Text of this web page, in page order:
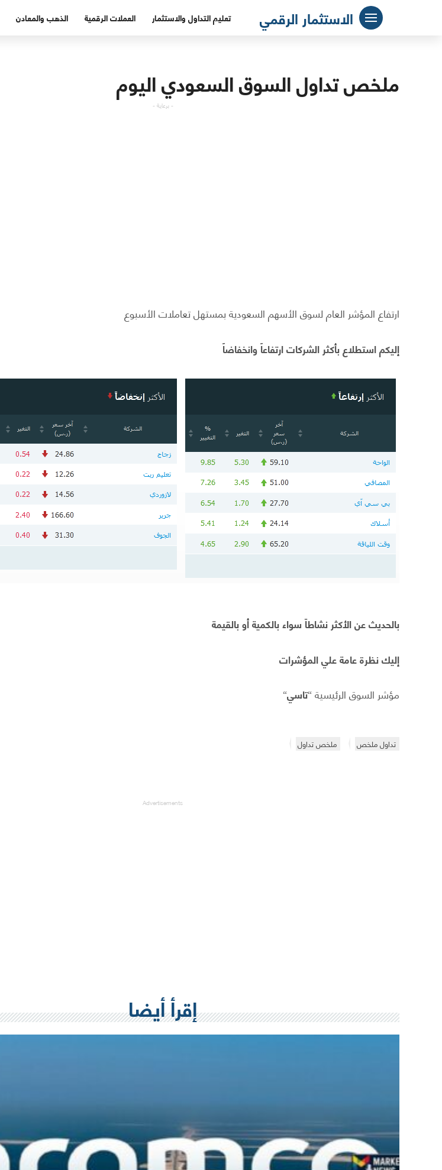
الاستثمار الرقمي تعليم التداول والاستثمار العملات الرقمية الذهب والمعادن
ملخص تداول السوق السعودي اليوم
- برعاية -
ارتفاع المؤشر العام لسوق الأسهم السعودية بمستهل تعاملات الأسبوع
إليكم استطلاع بأكثر الشركات ارتفاعاً وانخفاضاً
بالحديث عن الأكثر نشاطاّ سواء بالكمية أو بالقيمة
إليك نظرة عامة علي المؤشرات
مؤشر السوق الرئيسية “تاسي“
تداول ملخص ملخص تداول
Advertisements
إقرأ أيضا